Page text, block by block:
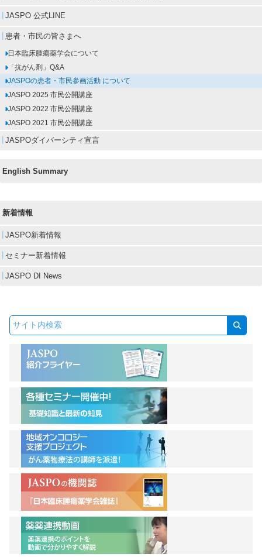
JASPO 公式LINE
患者・市民の皆さまへ
日本臨床腫瘍薬学会について
「抗がん剤」Q&A
JASPOの患者・市民参画活動 について
JASPO 2025 市民公開講座
JASPO 2022 市民公開講座
JASPO 2021 市民公開講座
JASPOダイバーシティ宣言
English Summary
新着情報
JASPO新着情報
セミナー新着情報
JASPO DI News